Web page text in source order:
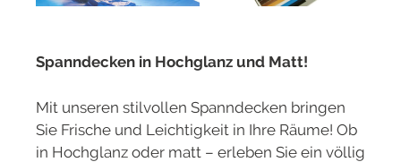
Spanndecken in Hochglanz und Matt!
Mit unseren stilvollen Spanndecken bringen
Sie Frische und Leichtigkeit in Ihre Räume! Ob
in Hochglanz oder matt – erleben Sie ein völlig